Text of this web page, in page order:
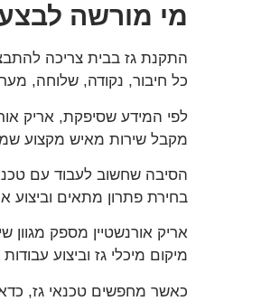
מי מורשה
התקנת גז בבית צריכה
כל חיבור, נקודה, שלוחה,
מקבל שירות מאיש מקצוע
הסיבה שחשוב לעבוד עם
בחירת פתרון מתאים וביצוע
אריק אורנשטיין מספק
מיקום מיכלי גז וביצוע
כאשר מחפשים טכנאי גז,